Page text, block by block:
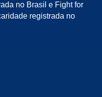
no Brasil e Fight for
registrada no